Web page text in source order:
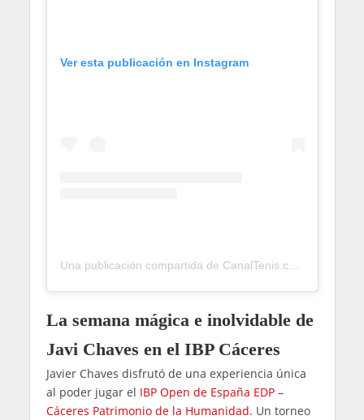
Ver esta publicación en Instagram
Una publicación compartida de CanalTenis.com 🎾 (@canaltenis)
La semana mágica e inolvidable de
Javi Chaves en el IBP Cáceres
Javier Chaves disfrutó de una experiencia única
al poder jugar el IBP Open de España EDP –
Cáceres Patrimonio de la Humanidad. Un torneo